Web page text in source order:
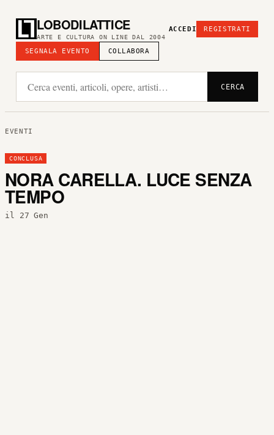
LOBODILATTICE
ARTE E CULTURA ON LINE DAL 2004
SEGNALA EVENTO COLLABORA
ACCEDI REGISTRATI
CERCA
EVENTI
CONCLUSA
NORA CARELLA. LUCE SENZA
TEMPO
il 27 Gen